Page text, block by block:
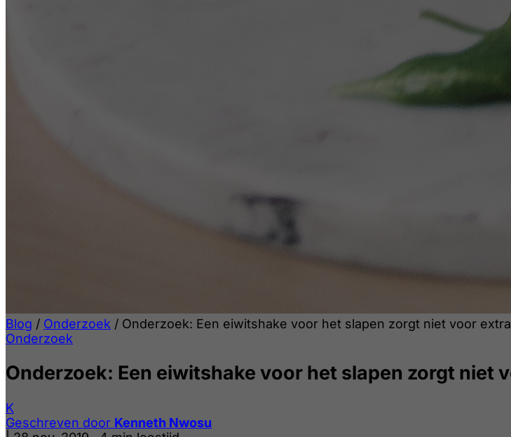
Blog / Onderzoek / Onderzoek: Een eiwitshake voor het slapen zorgt niet voor
Onderzoek
Onderzoek: Een eiwitshake voor het slapen zorgt niet
K
Geschreven door Kenneth Nwosu